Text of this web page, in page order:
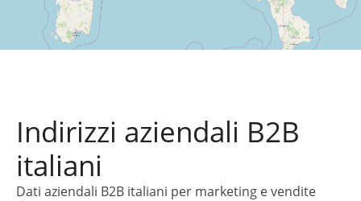
Indirizzi aziendali B2B
italiani
Dati aziendali B2B italiani per marketing e vendite